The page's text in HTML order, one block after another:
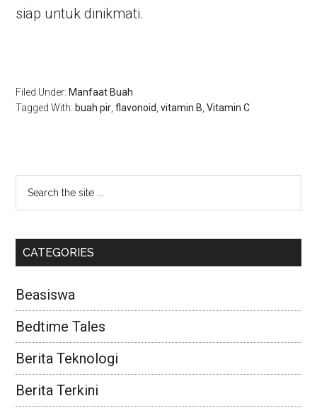
siap untuk dinikmati.
Filed Under: Manfaat Buah
Tagged With: buah pir ,flavonoid ,vitamin B ,Vitamin C
CATEGORIES
Beasiswa
Bedtime Tales
Berita Teknologi
Berita Terkini